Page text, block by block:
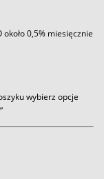
około 0,5% miesięcznie
wybierz opcje